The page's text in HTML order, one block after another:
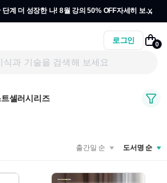
계 더 성장한 나! 8월 강의 50% OFF자세히 보기
x
로그인 0
셀러시리즈
도서명 순
출간일 순